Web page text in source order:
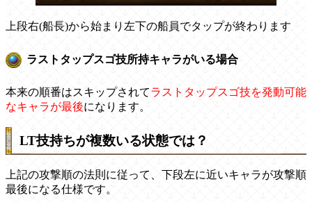
上段右(船長)から始まり左下の船員でタップが終わります
ラストタップスゴ技所持キャラがいる場合
本来の順番はスキップされてラストタップスゴ技を発動可能
なキャラが最後になります。
LT技持ちが複数いる状態では？
上記の攻撃順の法則に従って、下段左に近いキャラが攻撃順
最後になる仕様です。